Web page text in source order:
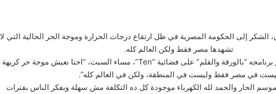
الشكر إلى الحكومة المصرية في ظل ارتفاع درجات الحرارة وموجة الحر الحالية التي لا
تشهدها مصر فقط ولكن العالم كله.
وقال “الديهي” خلال تقديم برنامجه “بالورقة والقلم” على فضائية “Ten”، مساء السبت، “احنا نعيش موجة حر كريهة
في مصر فقط وليست في المنطقة، ولكن في العالم كله”.
الحار والحمد لله الكهرباء موجودة كل ده التكلفة مش سهلة وبفكر الناس بفترات